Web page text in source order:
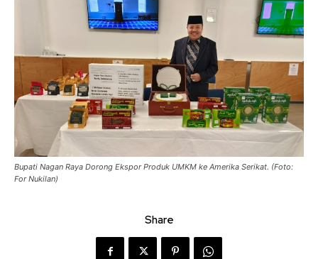
Bupati Nagan Raya Dorong Ekspor Produk UMKM ke Amerika Serikat. (Foto:
For Nukilan)
Share